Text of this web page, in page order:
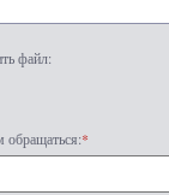
файл:
*